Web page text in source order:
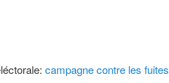
campagne contre les fuites